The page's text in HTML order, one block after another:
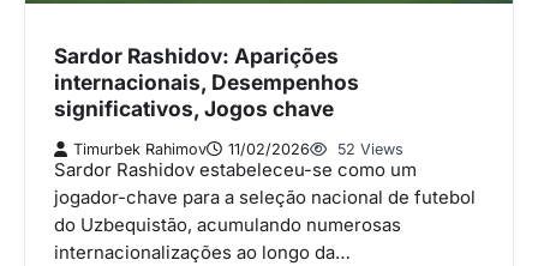
Sardor Rashidov: Aparições
internacionais, Desempenhos
significativos, Jogos chave
Timurbek Rahimov 11/02/2026 52 Views
Sardor Rashidov estabeleceu-se como um
jogador-chave para a seleção nacional de futebol
do Uzbequistão, acumulando numerosas
internacionalizações ao longo da…